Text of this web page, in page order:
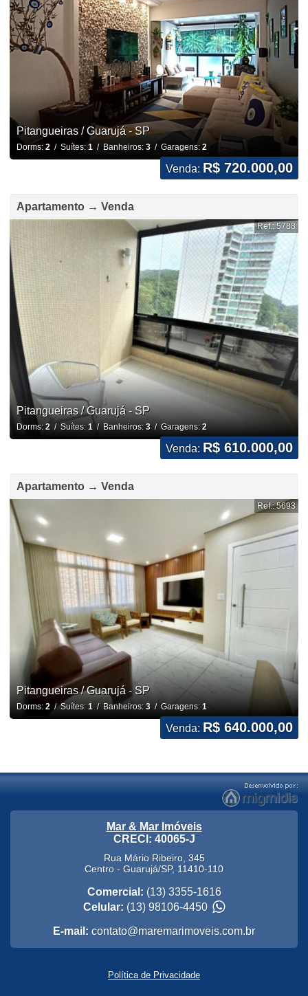
Pitangueiras / Guarujá - SP
Dorms: 2/ Suítes: 1/ Banheiros: 3/ Garagens: 2
Venda: R$ 720.000,00
Apartamento → Venda
Ref.: 5788
Pitangueiras / Guarujá - SP
Dorms:2/ Suítes: 1/ Banheiros: 3/ Garagens: 2
Venda: R$ 610.000,00
Apartamento → Venda
Ref.: 5693
Pitangueiras / Guarujá - SP
Dorms: 2 / Suítes: 1 / Banheiros: 3/ Garagens: 1
Venda: R$ 640.000,00
Mar & Mar Imóveis
CRECI: 40065-J
Rua Mário Ribeiro, 345
Centro - Guarujá/SP, 11410-110
Comercial: (13) 3355-1616
Celular: (13) 98106-4450
E-mail: contato@maremarimoveis.com.br
Política de Privacidade